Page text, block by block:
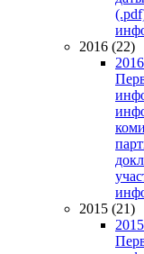
2016 (22)
2015 (21)